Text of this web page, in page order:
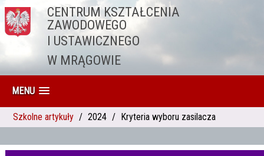
Przejdź do treściCENTRUM KSZTAŁCENIA
ZAWODOWEGO
I USTAWICZNEGO
W MRĄGOWIE
MENU
Szkolne artykuły 2024 Kryteria wyboru zasilacza